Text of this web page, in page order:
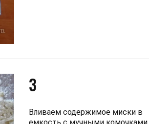
3
Вливаем содержимое миски в
емкость с мучными комочками.